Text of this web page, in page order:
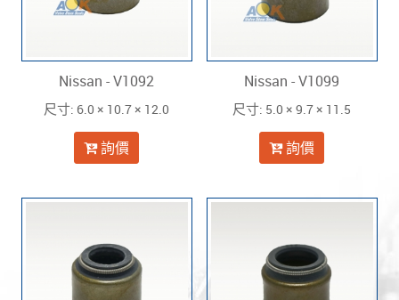
Nissan - V1092
尺寸: 6.0 × 10.7 × 12.0
詢價
Nissan - V1099
尺寸: 5.0 × 9.7 × 11.5
詢價